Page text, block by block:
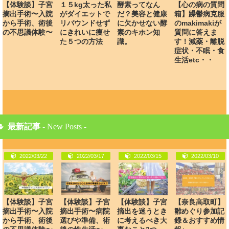
【体験談】子宮
摘出手術〜入院
から手術、術後
の不思議体験〜
１５kg太った私
がダイエットで
リバウンドせず
にきれいに痩せ
た５つの方法
酵素ってなん
だ？美容と健康
に欠かせない酵
素のキホン知
識。
【心の病の質問
箱】躁鬱病克服
のmakimakiが
質問に答えま
す！減薬・離脱
症状・不眠・食
生活etc・・
最新記事 - New Posts -
2022/03/22
【体験談】子宮
摘出手術〜入院
から手術、術後
2022/03/17
【体験談】子宮
摘出手術〜病院
選びや準備、術
2022/03/15
【体験談】子宮
摘出を迷うとき
に考えるべき大
2022/03/10
【奈良高取町】
雛めぐり参加記
録＆おすすめ情